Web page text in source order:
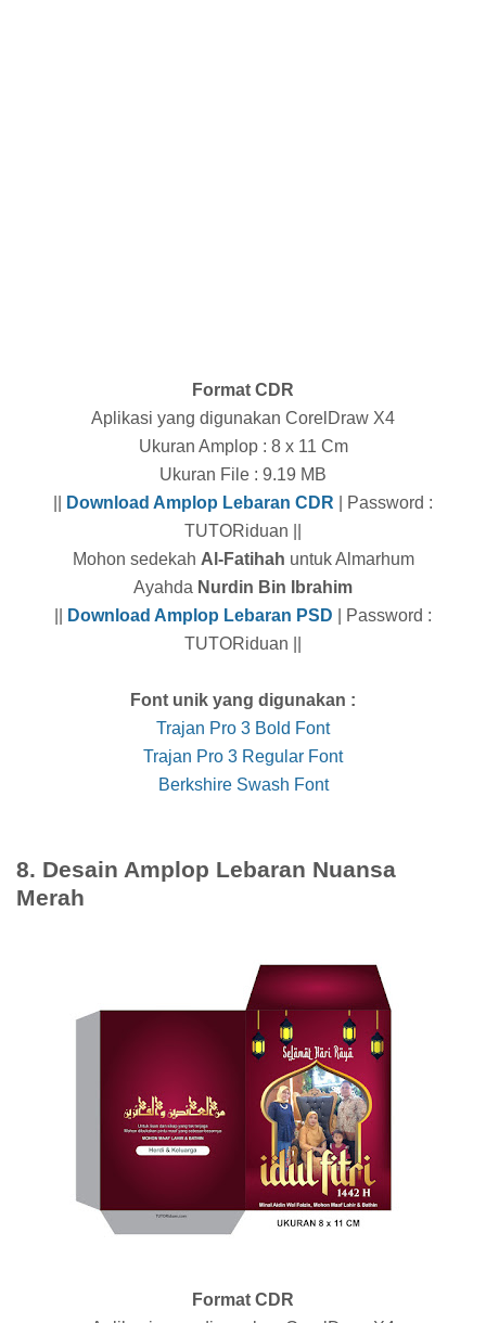
Format CDR
Aplikasi yang digunakan CorelDraw X4
Ukuran Amplop : 8 x 11 Cm
Ukuran File : 9.19 MB
Download Amplop Lebaran CDR | Password :
TUTORiduan ||
Mohon sedekah Al-Fatihah untuk Almarhum
Ayahda Nurdin Bin Ibrahim
Download Amplop Lebaran PSD | Password :
TUTORiduan ||
Font unik yang digunakan :
Trajan Pro 3 Bold Font
Trajan Pro 3 Regular Font
Berkshire Swash Font
8. Desain Amplop Lebaran Nuansa
Merah
Format CDR